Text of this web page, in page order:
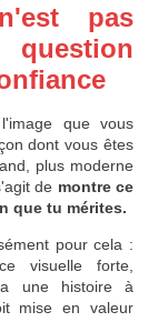
pas
que vous
dont vous êtes
plus moderne
de montre ce
que tu mérites.
pour cela :
visuelle forte,
une histoire à
mise en valeur